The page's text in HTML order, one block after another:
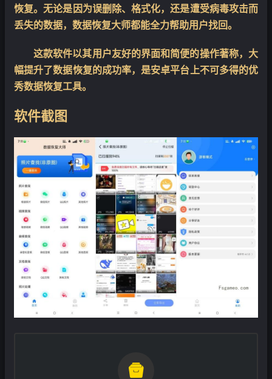
恢复。无论是因为误删除、格式化，还是遭受病毒攻击而
丢失的数据，数据恢复大师都能全力帮助用户找回。
这款软件以其用户友好的界面和简便的操作著称，大
幅提升了数据恢复的成功率，是安卓平台上不可多得的优
秀数据恢复工具。
软件截图
